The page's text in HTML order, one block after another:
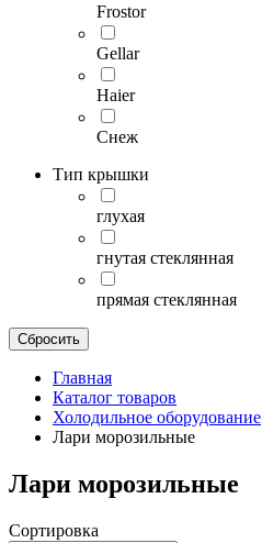
Frostor
Gellar
Haier
Снеж
Тип крышки
глухая
гнутая стеклянная
прямая стеклянная
Главная
Каталог товаров
Холодильное оборудование
Лари морозильные
Лари морозильные
Сортировка